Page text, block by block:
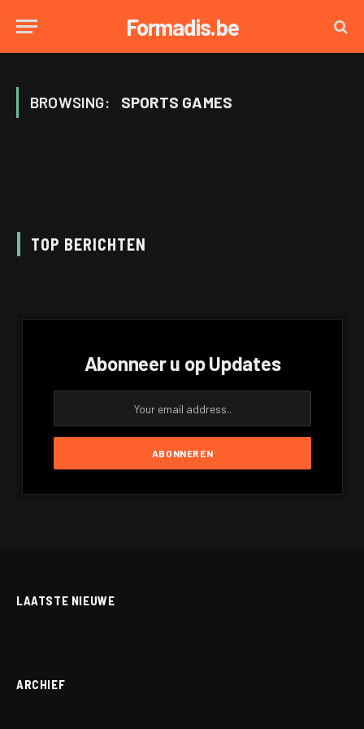
Formadis.be
BROWSING: SPORTS GAMES
TOP BERICHTEN
Abonneer u op Updates
LAATSTE NIEUWE
ARCHIEF